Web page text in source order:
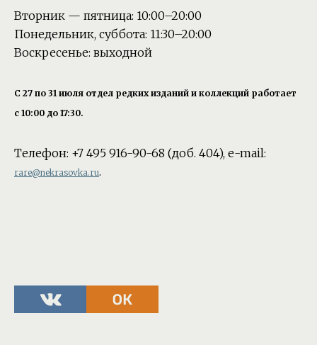
Вторник — пятница: 10:00–20:00
Понедельник, суббота: 11:30–20:00
Воскресенье: выходной
С 27 по 31 июля отдел редких изданий и коллекций работает
с 10:00 до 17:30.
Телефон: +7 495 916-90-68 (доб. 404), e-mail:
rare@nekrasovka.ru.